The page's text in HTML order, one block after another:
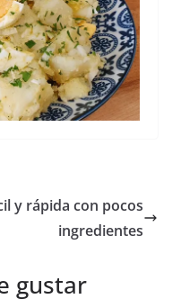
y rápida con pocos
ingredientes
gustar